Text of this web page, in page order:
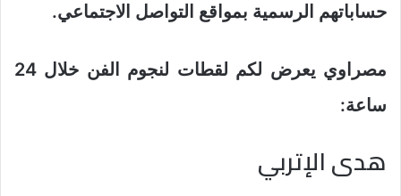
حساباتهم الرسمية بمواقع التواصل الاجتماعي.
مصراوي يعرض لكم لقطات لنجوم الفن خلال 24
ساعة:
هدى الإتربي